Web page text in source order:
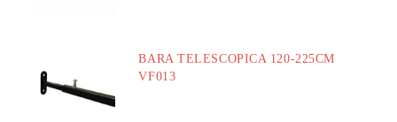
BARA TELESCOPICA 120-225CM
VF013